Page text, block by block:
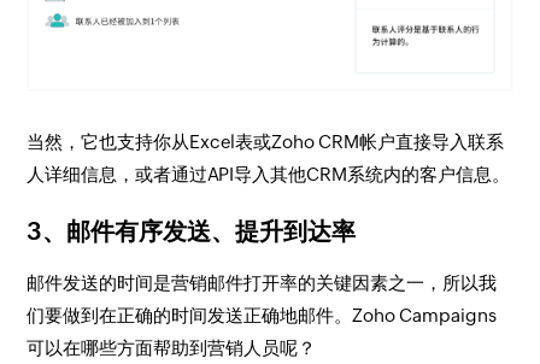
当然，它也支持你从Excel表或Zoho CRM帐户直接导入联系
人详细信息，或者通过API导入其他CRM系统内的客户信息。
3、邮件有序发送、提升到达率
邮件发送的时间是营销邮件打开率的关键因素之一，所以我
们要做到在正确的时间发送正确地邮件。Zoho Campaigns
可以在哪些方面帮助到营销人员呢？